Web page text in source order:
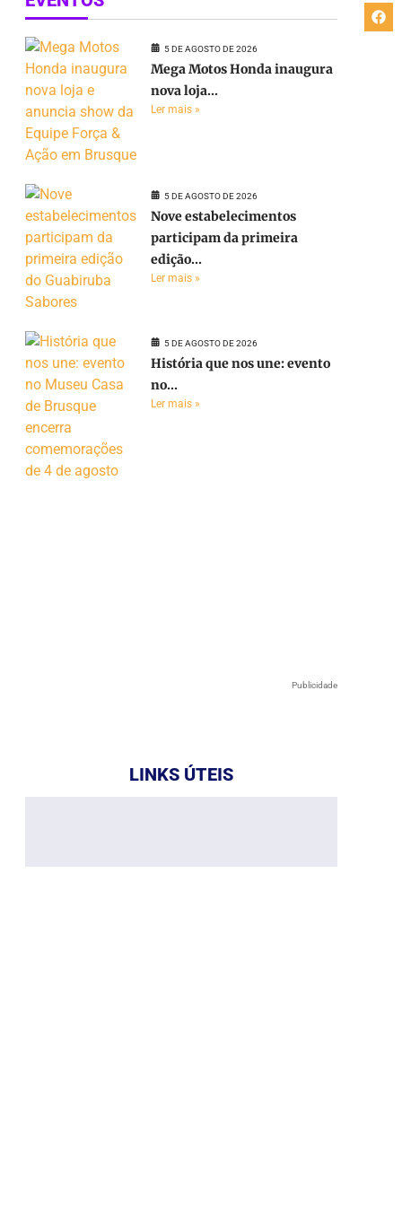
5 DE AGOSTO DE 2026
Mega Motos Honda inaugura
nova loja...
Ler mais »
5 DE AGOSTO DE 2026
Nove estabelecimentos
participam da primeira
edição...
Ler mais »
5 DE AGOSTO DE 2026
História que nos une: evento
no...
Ler mais »
Publicidade
LINKS ÚTEIS